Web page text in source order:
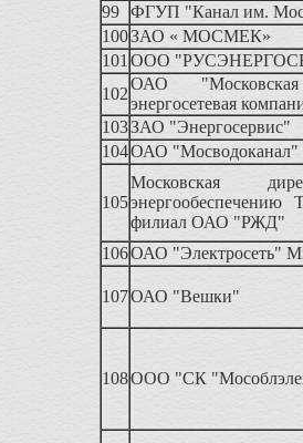
99 ФГУП "Канал им.
100ЗАО « МОСМЕК»
101 ООО
102
ОАО "Московская
энергосетевая
103ЗАО "Энергосервис"
104ОАО "Мосводоканал"
105
Московская
энергообеспечению
филиал ОАО "РЖД"
106ОАО "Электросеть"
107ОАО "Вешки"
108ООО "СК